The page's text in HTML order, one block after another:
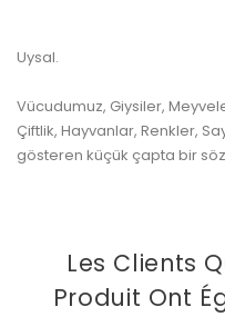
Uysal.
Vücudumuz, Giysiler,
Çiftlik, Hayvanlar, Renkler,
gösteren küçük çapta bir
Les Clients
Produit Ont